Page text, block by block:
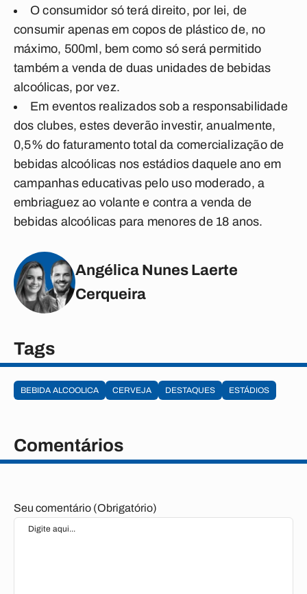
O consumidor só terá direito, por lei, de
consumir apenas em copos de plástico de, no
máximo, 500ml, bem como só será permitido
também a venda de duas unidades de bebidas
alcoólicas, por vez.
Em eventos realizados sob a responsabilidade
dos clubes, estes deverão investir, anualmente,
0,5% do faturamento total da comercialização de
bebidas alcoólicas nos estádios daquele ano em
campanhas educativas pelo uso moderado, a
embriaguez ao volante e contra a venda de
bebidas alcoólicas para menores de 18 anos.
Angélica Nunes Laerte
Cerqueira
Tags
BEBIDA ALCOOLICA CERVEJA DESTAQUES ESTÁDIOS
Comentários
Seu comentário (Obrigatório)